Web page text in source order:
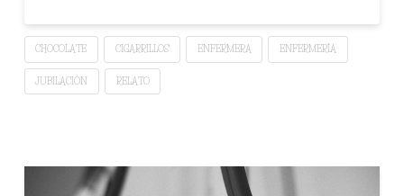
CHOCOLATE CIGARRILLOS ENFERMERA ENFERMERÍA
JUBILACIÓN RELATO